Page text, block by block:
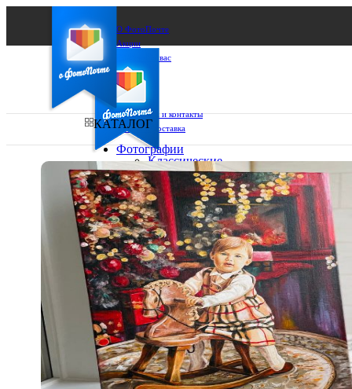
О ФотоПочте
Акции
Сделаем за вас
Бизнесу
FAQ
Франшиза
Поддержка и контакты
Оплата и доставка
Ваш город:
Ваш регион доставки
Выберите из списка:
КАТАЛОГ
Фотографии
Классические
фото
10х10
10х15
13х18
15х15
15х20
20х20
20х30
30х30
30х40
А4
Фото
в
рамке
10х10
10×15